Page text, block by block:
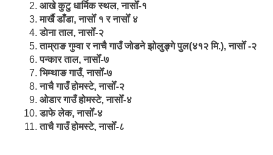
आखे कुटु धार्मिक स्थल, नासोँ-१
मार्खै डाँडा, नासोँ १ र नासोँ ४
डाेना ताल, नासोँ-२
ताम्राङ गुम्वा र नाचै गाउँ जोडने झोलुङ्गे पुल(४१२ मि.), नासोँ -२
पन्कार ताल, नासोँ-७
भिम्थाङ गाउँ, नासोँ-७
नाचै गाउँ होमस्टे, नासोँ-२
ओ‍‍‌डार गाउँ होमस्टे, नासोँ-४
डाफे लेक, नासोँ-४
ताचै गाउँ होमस्टे, नासोँ-८